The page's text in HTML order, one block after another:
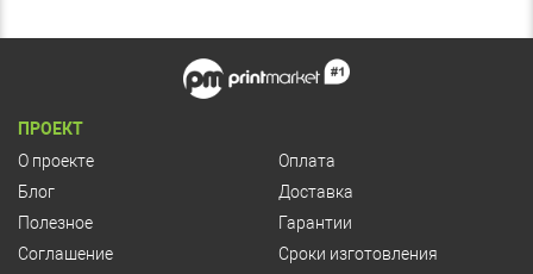
ПРОЕКТ
О проекте
Блог
Полезное
Соглашение
Оплата
Доставка
Гарантии
Сроки изготовления